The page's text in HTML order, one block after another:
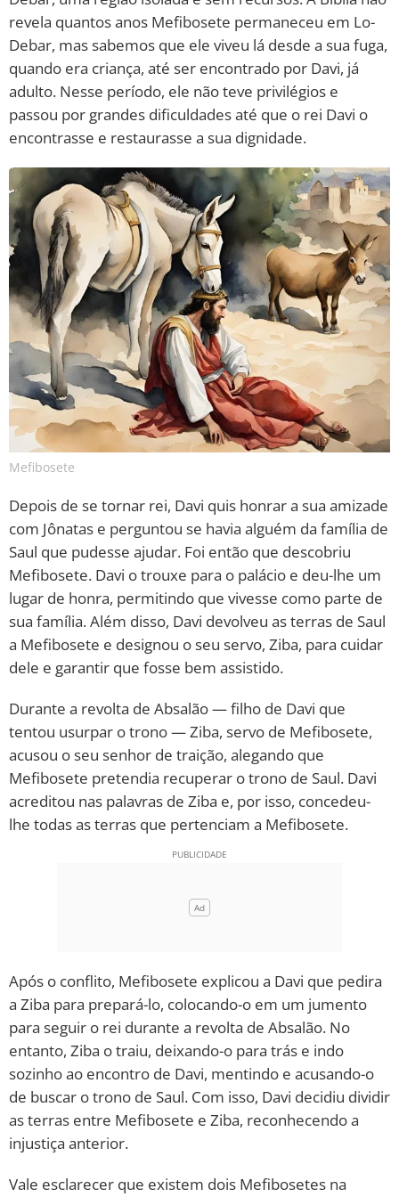
revela quantos anos Mefibosete permaneceu em Lo-
Debar, mas sabemos que ele viveu lá desde a sua fuga,
quando era criança, até ser encontrado por Davi, já
adulto. Nesse período, ele não teve privilégios e
passou por grandes dificuldades até que o rei Davi o
encontrasse e restaurasse a sua dignidade.
Mefibosete
Depois de se tornar rei, Davi quis honrar a sua amizade
com Jônatas e perguntou se havia alguém da família de
Saul que pudesse ajudar. Foi então que descobriu
Mefibosete. Davi o trouxe para o palácio e deu-lhe um
lugar de honra, permitindo que vivesse como parte de
sua família. Além disso, Davi devolveu as terras de Saul
a Mefibosete e designou o seu servo, Ziba, para cuidar
dele e garantir que fosse bem assistido.
Durante a revolta de Absalão — filho de Davi que
tentou usurpar o trono — Ziba, servo de Mefibosete,
acusou o seu senhor de traição, alegando que
Mefibosete pretendia recuperar o trono de Saul. Davi
acreditou nas palavras de Ziba e, por isso, concedeu-
lhe todas as terras que pertenciam a Mefibosete.
Após o conflito, Mefibosete explicou a Davi que pedira
a Ziba para prepará-lo, colocando-o em um jumento
para seguir o rei durante a revolta de Absalão. No
entanto, Ziba o traiu, deixando-o para trás e indo
sozinho ao encontro de Davi, mentindo e acusando-o
de buscar o trono de Saul. Com isso, Davi decidiu dividir
as terras entre Mefibosete e Ziba, reconhecendo a
injustiça anterior.
Vale esclarecer que existem dois Mefibosetes na